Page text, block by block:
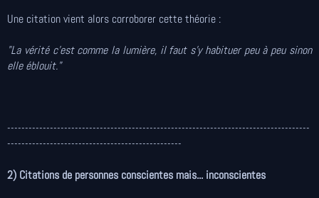
Une citation vient alors corroborer cette théorie :
"La vérité c’est comme la lumière, il faut s’y habituer peu à peu sinon
elle éblouit."
-------------------------------------------------------------------------------------
-------------------------------------------------
2) Citations de personnes conscientes mais... inconscientes